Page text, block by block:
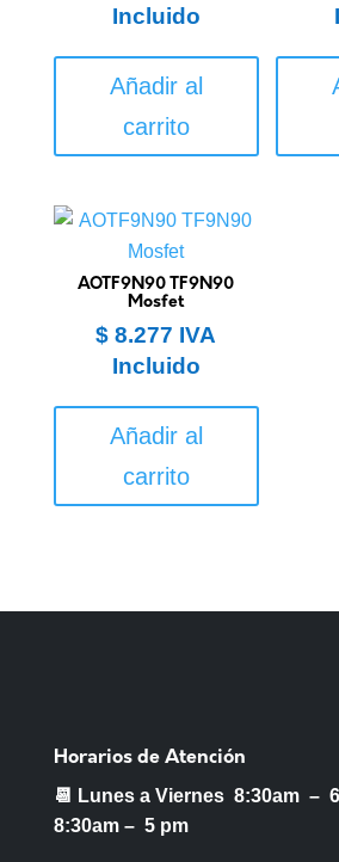
Incluido
Añadir al
carrito
AOTF9N90 TF9N90
Mosfet
$ 8.277 IVA
Incluido
Añadir al
carrito
Horarios de Atención
📆 Lunes a Viernes 8:30am –
8:30am – 5 pm